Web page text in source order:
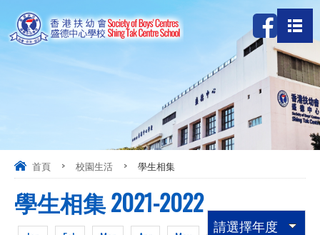
首頁 > 校園生活 > 學生相集
學生相集 2021-2022
請選擇年度